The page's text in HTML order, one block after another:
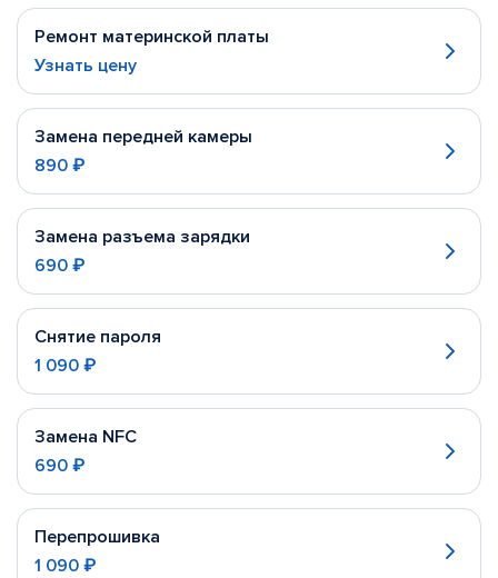
Ремонт материнской платы
Узнать цену
Замена передней камеры
890 ₽
Замена разъема зарядки
690 ₽
Снятие пароля
1 090 ₽
Замена NFC
690 ₽
Перепрошивка
1 090 ₽